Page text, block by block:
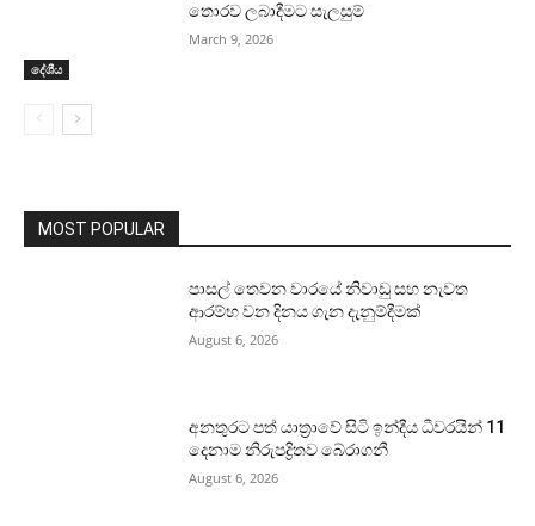
දේශීය
තොරව ලබාදීමට සැලසුම්
March 9, 2026
MOST POPULAR
පාසල් තෙවන වාරයේ නිවාඩු සහ නැවත
ආරම්භ වන දිනය ගැන දැනුම්දීමක්
August 6, 2026
අනතුරට පත් යාත්‍රාවේ සිටි ඉන්දීය ධීවරයින් 11
දෙනාම නිරුපද්‍රිතව බේරාගනී
August 6, 2026